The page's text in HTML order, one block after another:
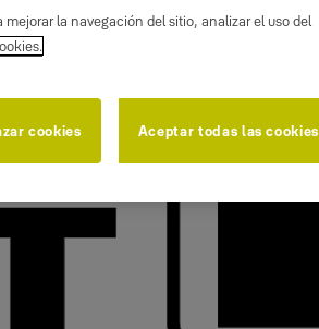
la navegación del sitio, analizar el uso del
cookies
Aceptar todas las cookies